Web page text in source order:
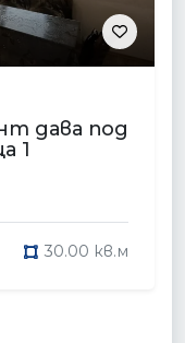
дава под
1
30.00 кв.м